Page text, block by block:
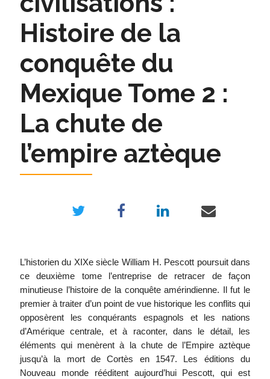
Histoire de la
conquête du
Mexique Tome 2 :
La chute de
l’empire aztèque
L’historien du XIXe siècle William H. Pescott poursuit dans
ce deuxième tome l’entreprise de retracer de façon
minutieuse l’histoire de la conquête amérindienne. Il fut le
premier à traiter d’un point de vue historique les conflits qui
opposèrent les conquérants espagnols et les nations
d’Amérique centrale, et à raconter, dans le détail, les
éléments qui menèrent à la chute de l’Empire aztèque
jusqu’à la mort de Cortès en 1547. Les éditions du
Nouveau monde rééditent aujourd’hui Pescott, qui est